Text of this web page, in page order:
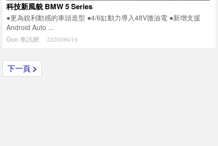
科技新風貌 BMW 5 Series
●更為銳利動感的車頭造型 ●4/6缸動力導入48V微油電 ●新增支援
Android Auto ...
Goo 車訊網 2020/06/16
下一頁 >